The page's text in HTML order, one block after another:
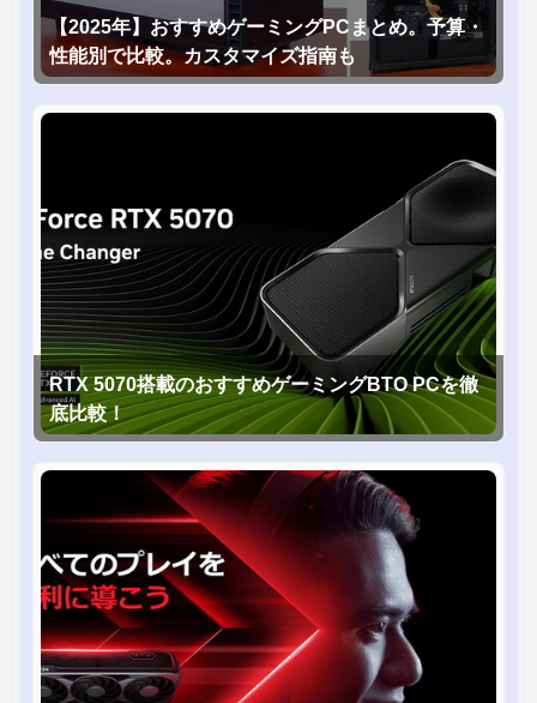
【2025年】おすすめゲーミングPCまとめ。予算・
性能別で比較。カスタマイズ指南も
RTX 5070搭載のおすすめゲーミングBTO PCを徹
底比較！